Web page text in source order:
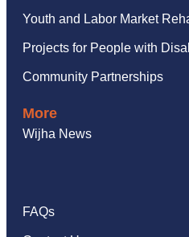
Youth and Labor Market
Projects for People with
Community Partnerships
More
Wijha News
FAQs